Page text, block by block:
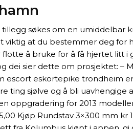
søkes om en umiddelbar
at du bestemmer deg for
å bruke for å få hjertet
dei sier dette om prosjektet: –
eskortepike trondheim
ting sjølve og å bli
oppgradering for 2013
Kjøp Rundstav 3×300 mm kr